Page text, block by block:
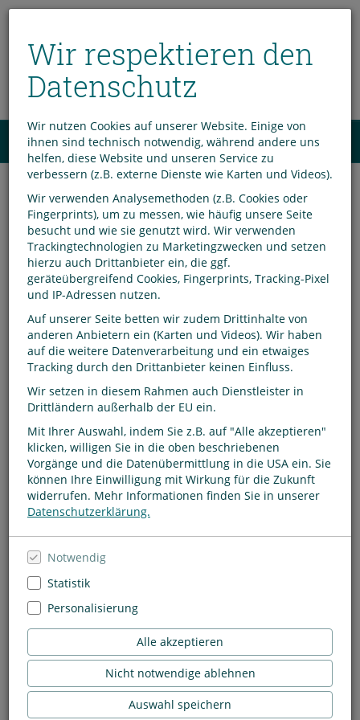
Wir respektieren den
Datenschutz
Wir nutzen Cookies auf unserer Website. Einige von
ihnen sind technisch notwendig, während andere uns
helfen, diese Website und unseren Service zu
verbessern (z.B. externe Dienste wie Karten und Videos).
Wir verwenden Analysemethoden (z.B. Cookies oder
Fingerprints), um zu messen, wie häufig unsere Seite
besucht und wie sie genutzt wird. Wir verwenden
Trackingtechnologien zu Marketingzwecken und setzen
hierzu auch Drittanbieter ein, die ggf.
geräteübergreifend Cookies, Fingerprints, Tracking-Pixel
und IP-Adressen nutzen.
Auf unserer Seite betten wir zudem Drittinhalte von
anderen Anbietern ein (Karten und Videos). Wir haben
auf die weitere Datenverarbeitung und ein etwaiges
Tracking durch den Drittanbieter keinen Einfluss.
Wir setzen in diesem Rahmen auch Dienstleister in
Drittländern außerhalb der EU ein.
Mit Ihrer Auswahl, indem Sie z.B. auf "Alle akzeptieren"
klicken, willigen Sie in die oben beschriebenen
Vorgänge und die Datenübermittlung in die USA ein. Sie
können Ihre Einwilligung mit Wirkung für die Zukunft
widerrufen. Mehr Informationen finden Sie in unserer
Datenschutzerklärung.
Notwendig
Statistik
Personalisierung
Alle akzeptieren
Nicht notwendige ablehnen
Auswahl speichern
Menü
Veranstaltungen in
Husum
Mittwoch
09
September 2026
Lesung in Husum, 19:00, Buchhandlung Liesegang
Stephan Schäfer spricht über
"Jetzt gerade ist alles gut"
Journalist, Chefredakteur und Vorstand tätig. Sein Roman 25
letzte Sommer ist seit Erscheinen SPIEGEL-Bestseller, wurde
in mehrere Sprachen übersetzt und wird fürs Kino verfilmt. Er
inspirierte ihn außerdem zu der erfolgreichen Reihe Das
Buch, das bleibt. Mit seiner Familie lebt er in Hamburg und
an der Schlei.
mit anschließender Signierstunde